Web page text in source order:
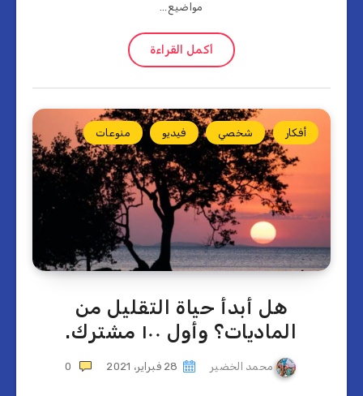
مواضيع…
أكمل القراءة
أفكار شخصي فيديو منوعات
هل أبدأ حياة التقليل من
الماديات؟ وأول ١٠٠ مشترك.
محمد الخضير 28 فبراير، 2021 0